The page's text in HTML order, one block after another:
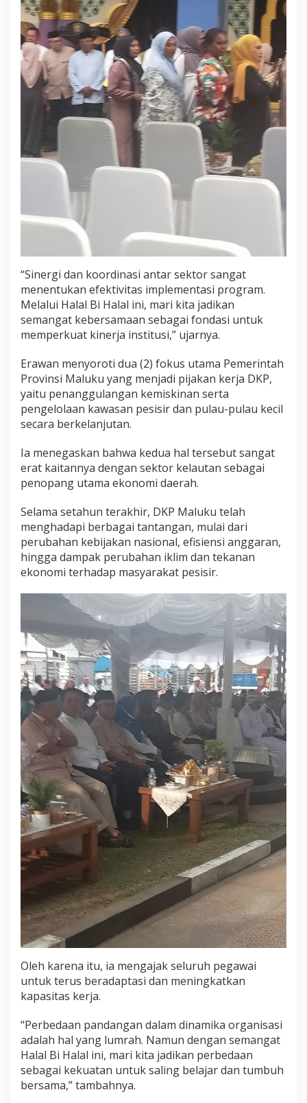
“Sinergi dan koordinasi antar sektor sangat
menentukan efektivitas implementasi program.
Melalui Halal Bi Halal ini, mari kita jadikan
semangat kebersamaan sebagai fondasi untuk
memperkuat kinerja institusi,” ujarnya.
Erawan menyoroti dua (2) fokus utama Pemerintah
Provinsi Maluku yang menjadi pijakan kerja DKP,
yaitu penanggulangan kemiskinan serta
pengelolaan kawasan pesisir dan pulau-pulau kecil
secara berkelanjutan.
Ia menegaskan bahwa kedua hal tersebut sangat
erat kaitannya dengan sektor kelautan sebagai
penopang utama ekonomi daerah.
Selama setahun terakhir, DKP Maluku telah
menghadapi berbagai tantangan, mulai dari
perubahan kebijakan nasional, efisiensi anggaran,
hingga dampak perubahan iklim dan tekanan
ekonomi terhadap masyarakat pesisir.
Oleh karena itu, ia mengajak seluruh pegawai
untuk terus beradaptasi dan meningkatkan
kapasitas kerja.
“Perbedaan pandangan dalam dinamika organisasi
adalah hal yang lumrah. Namun dengan semangat
Halal Bi Halal ini, mari kita jadikan perbedaan
sebagai kekuatan untuk saling belajar dan tumbuh
bersama,” tambahnya.